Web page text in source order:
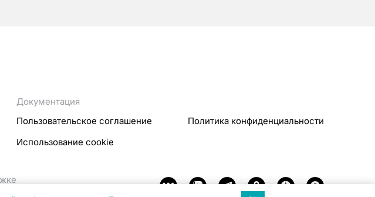
Документация
Пользовательское соглашение
Политика конфиденциальности
Использование cookie